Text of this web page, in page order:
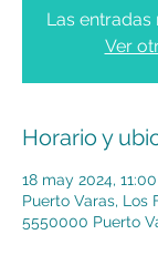
Las entradas
Ver
Horario y
18 may 2024,
Puerto Varas, Los
5550000 Puerto